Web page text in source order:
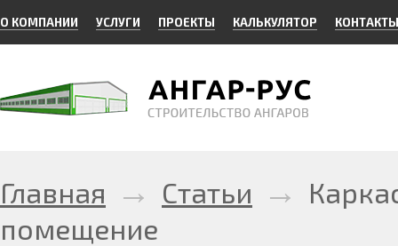
О КОМПАНИИ УСЛУГИ ПРОЕКТЫ КАЛЬКУЛЯТОР КОНТАКТЫ
Главная → Статьи →
помещение